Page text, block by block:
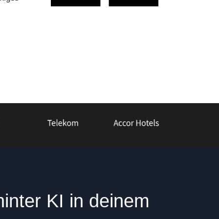
2
KI in deinem